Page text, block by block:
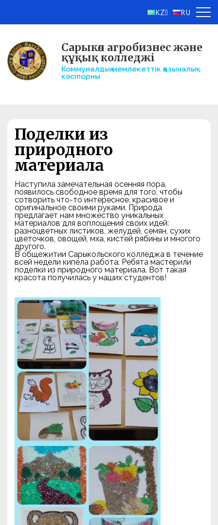
KZ RU
Сарыкөл агробизнес және
құқық колледжі
Коммуналдық мемлекеттік қазыналық
кәсіпорны
Поделки из
природного
материала
Наступила замечательная осенняя пора,
появилось свободное время для того, чтобы
сотворить что-то интересное, красивое и
оригинальное своими руками. Природа
предлагает нам множество уникальных
материалов для воплощения своих идей:
разноцветных листиков, желудей, семян, сухих
цветочков, овощей, мха, кистей рябины и многого
другого.
В общежитии Сарыкольского колледжа в течение
всей недели кипела работа. Ребята мастерили
поделки из природного материала. Вот такая
красота получилась у наших студентов!